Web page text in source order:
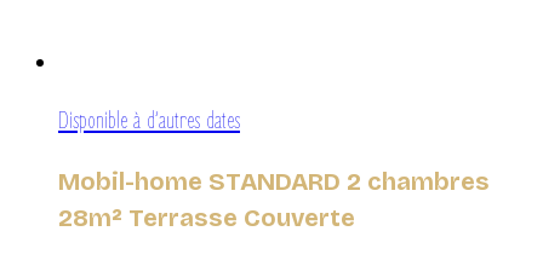
Disponible à d’autres dates
Mobil-home STANDARD 2 chambres
28m² Terrasse Couverte